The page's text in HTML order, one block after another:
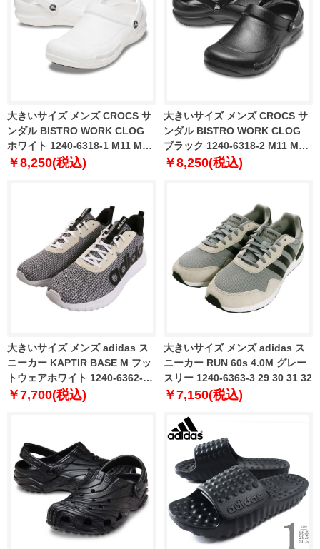
大きいサイズ メンズ CROCS サ
ンダル BISTRO WORK CLOG
ホワイト 1240-6318-1 M11 M12
M13 M14
￥8,250(税込)
大きいサイズ メンズ CROCS サ
ンダル BISTRO WORK CLOG
ブラック 1240-6318-2 M11 M12
M13 M14
￥8,250(税込)
大きいサイズ メンズ adidas ス
ニーカー KAPTIR BASE M フッ
トウェアホワイト 1240-6362-1
29 30 31 32
￥7,700(税込)
大きいサイズ メンズ adidas ス
ニーカー RUN 60s 4.0M グレー
スリー 1240-6363-3 29 30 31 32
￥7,150(税込)